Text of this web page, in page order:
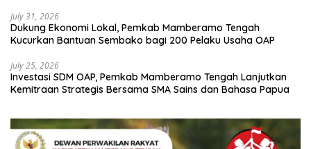
July 31, 2026
Dukung Ekonomi Lokal, Pemkab Mamberamo Tengah
Kucurkan Bantuan Sembako bagi 200 Pelaku Usaha OAP
July 25, 2026
Investasi SDM OAP, Pemkab Mamberamo Tengah Lanjutkan
Kemitraan Strategis Bersama SMA Sains dan Bahasa Papua